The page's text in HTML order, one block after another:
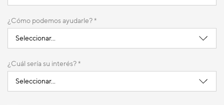
¿Cómo podemos ayudarle? *
¿Cuál sería su interés? *